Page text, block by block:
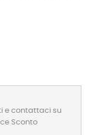
e contattaci su
Sconto